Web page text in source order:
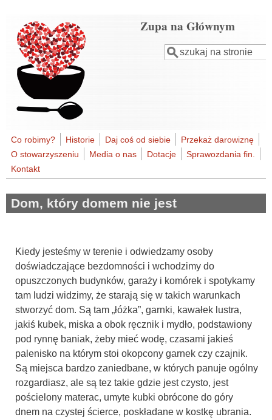
Zupa na Głównym
Formularz
Szukaj
Co robimy? Historie Daj coś od siebie
Przekaż darowiznę
O stowarzyszeniu
Media o nas Dotacje
Sprawozdania fin.
Kontakt
Dom, który domem nie jest
Kiedy jesteśmy w terenie i odwiedzamy osoby
doświadczające bezdomności i wchodzimy do
opuszczonych budynków, garaży i komórek i spotykamy
tam ludzi widzimy, że starają się w takich warunkach
stworzyć dom. Są tam „łóżka”, garnki, kawałek lustra,
jakiś kubek, miska a obok ręcznik i mydło, podstawiony
pod rynnę baniak, żeby mieć wodę, czasami jakieś
palenisko na którym stoi okopcony garnek czy czajnik.
Są miejsca bardzo zaniedbane, w których panuje ogólny
rozgardiasz, ale są tez takie gdzie jest czysto, jest
pościelony materac, umyte kubki obrócone do góry
dnem na czystej ścierce, poskładane w kostkę ubrania.